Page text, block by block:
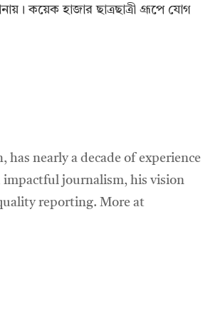
কয়েক হাজার ছাত্রছাত্রী গ্রূপে যোগ
nearly a decade of experience
journalism, his vision
reporting. More at